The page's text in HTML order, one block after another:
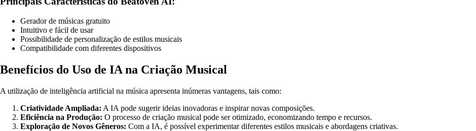
Gerador de músicas gratuito
Intuitivo e fácil de usar
Possibilidade de personalização de estilos musicais
Compatibilidade com diferentes dispositivos
Benefícios do Uso de IA na Criação Musical
A utilização de inteligência artificial na música apresenta inúmeras vantagens, tais como:
Criatividade Ampliada: A IA pode sugerir ideias inovadoras e inspirar novas composições.
Eficiência na Produção: O processo de criação musical pode ser otimizado, economizando tempo e recursos.
Exploração de Novos Gêneros: Com a IA, é possível experimentar diferentes estilos musicais e abordagens criativas.